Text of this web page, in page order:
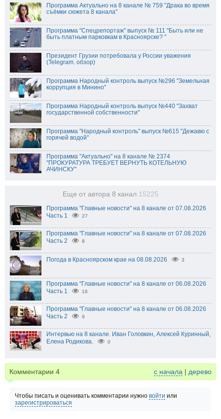
Программа Актуально на 8 канале № 759 "Драка во время
съёмки сюжета 8 канала"
Программа "Спецрепортаж" выпуск № 111 "Быть или не
быть платным парковкам в Красноярске? "
Президент Грузии потребовала у России уважения
(Telegram. обзор)
Программа Народный контроль выпуск №296 "Земельная
коррупция в Минино"
Программа Народный контроль выпуск №440 "Захват
государственной собственности"
Программа "Народный контроль" выпуск №615 "Дежавю с
горячей водой"
Программа "Актуально" на 8 канале № 2374
"ПРОКУРАТУРА ТРЕБУЕТ ВЕРНУТЬ КОТЕЛЬНУЮ
АЧИНСКУ"
Еще от автора 8 канал 15225
Программа "Главные новости" на 8 канале от 07.08.2026
Часть 1
27
Программа "Главные новости" на 8 канале от 07.08.2026
Часть 2
8
Погода в Красноярском крае на 08.08.2026 3
Программа "Главные новости" на 8 канале от 06.08.2026
Часть 1
16
Программа "Главные новости" на 8 канале от 06.08.2026
Часть 2
9
Интервью на 8 канале. Иван Головкин, Алексей Куринный,
Елена Родикова.
0
Комментарии 4 с начала | дерево
Чтобы писать и оценивать комментарии нужно войти или
зарегистрироваться